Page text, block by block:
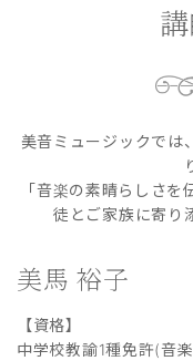
美音ミュージックでは
「音楽の素晴らしさ
徒とご家族に寄り
美馬 裕子
【資格】
中学校教諭1種免許(音